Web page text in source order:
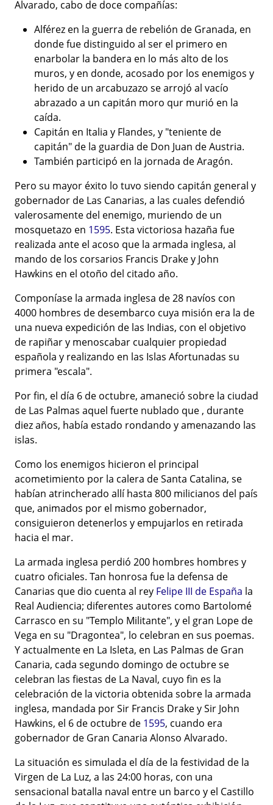
Alvarado, cabo de doce compañías:
Alférez en la guerra de rebelión de Granada, en
donde fue distinguido al ser el primero en
enarbolar la bandera en lo más alto de los
muros, y en donde, acosado por los enemigos y
herido de un arcabuzazo se arrojó al vacío
abrazado a un capitán moro qur murió en la
caída.
Capitán en Italia y Flandes, y "teniente de
capitán" de la guardia de Don Juan de Austria.
También participó en la jornada de Aragón.
Pero su mayor éxito lo tuvo siendo capitán general y
gobernador de Las Canarias, a las cuales defendió
valerosamente del enemigo, muriendo de un
mosquetazo en 1595. Esta victoriosa hazaña fue
realizada ante el acoso que la armada inglesa, al
mando de los corsarios Francis Drake y John
Hawkins en el otoño del citado año.
Componíase la armada inglesa de 28 navíos con
4000 hombres de desembarco cuya misión era la de
una nueva expedición de las Indias, con el objetivo
de rapiñar y menoscabar cualquier propiedad
española y realizando en las Islas Afortunadas su
primera "escala".
Por fin, el día 6 de octubre, amaneció sobre la ciudad
de Las Palmas aquel fuerte nublado que , durante
diez años, había estado rondando y amenazando las
islas.
Como los enemigos hicieron el principal
acometimiento por la calera de Santa Catalina, se
habían atrincherado allí hasta 800 milicianos del país
que, animados por el mismo gobernador,
consiguieron detenerlos y empujarlos en retirada
hacia el mar.
La armada inglesa perdió 200 hombres hombres y
cuatro oficiales. Tan honrosa fue la defensa de
Canarias que dio cuenta al rey Felipe III de España la
Real Audiencia; diferentes autores como Bartolomé
Carrasco en su "Templo Militante", y el gran Lope de
Vega en su "Dragontea", lo celebran en sus poemas.
Y actualmente en La Isleta, en Las Palmas de Gran
Canaria, cada segundo domingo de octubre se
celebran las fiestas de La Naval, cuyo fin es la
celebración de la victoria obtenida sobre la armada
inglesa, mandada por Sir Francis Drake y Sir John
Hawkins, el 6 de octubre de 1595, cuando era
gobernador de Gran Canaria Alonso Alvarado.
La situación es simulada el día de la festividad de la
Virgen de La Luz, a las 24:00 horas, con una
sensacional batalla naval entre un barco y el Castillo